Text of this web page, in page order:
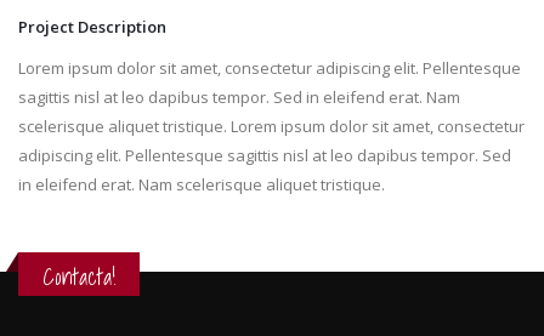
Project Description
Lorem ipsum dolor sit amet, consectetur adipiscing elit. Pellentesque
sagittis nisl at leo dapibus tempor. Sed in eleifend erat. Nam
scelerisque aliquet tristique. Lorem ipsum dolor sit amet, consectetur
adipiscing elit. Pellentesque sagittis nisl at leo dapibus tempor. Sed
in eleifend erat. Nam scelerisque aliquet tristique.
Contacta!